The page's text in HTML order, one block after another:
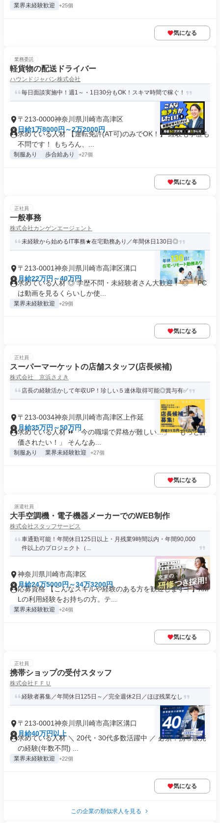
業界未経験歓迎 +25個
気になる
業務委託
軽貨物の配送ドライバー
ハウンドジャパン株式会社
毎日面談実施中！週1～・1日30分もOK！スキマ時間で稼ぐ！
〒213-0000神奈川県川崎市高津区
日給1万8000円～2万2000円
求めている人材 【運転免許(AT可)のみでOK！】 経験も学歴も
不問です！ もちろん、...
制服あり 歩合給あり +27個
気になる
正社員
一般事務
株式会社カンゲンエージェント
未経験から始めるIT事務★在宅勤務あり／年間休日130日◎
〒213-0001神奈川県川崎市高津区溝口
月給22万円～40万円
求めている人材 ◎ 学歴不問・未経験者さん大歓迎！ ◎ 「PC
は動画を見るくらいしか使...
業界未経験歓迎 +29個
気になる
正社員
スーパーマーケットの店舗スタッフ(店長候補)
株式会社 京浜さえき
店長の経験活かして年収UP！珍しい５連休取得可能◎賞与有✅
〒213-0034神奈川県川崎市高津区上作延
月給35万円～50万円
求めている人材 ⏩「今の職場で昇格が難しい…」 「もっと評
価されたい！」 そんなあ...
制服あり 業界未経験歓迎 +27個
気になる
派遣社員
大手空調機・電子機器メーカーでのWEB制作
株式会社スタッフサービス
車通勤可能！年間休日125日以上・月残業9時間以内・年間90,000
件以上のプロジェクト（...
神奈川県川崎市高津区
月給24万5000円～34万3200円
応募資格 【こんなスキルや経験のある方を歓迎します！】XM
Lの利用経験をお持ちの方。テ...
業界未経験歓迎 +24個
気になる
正社員
携帯ショップの受付スタッフ
株式会社ＦＦＵ
経験者募集／年間休日125日～／完全週休2日／ほぼ残業なし
〒213-0001神奈川県川崎市高津区溝口
月給40万円以上
求めている人材 ＼ 20代・30代多数活躍中 ／ 必須：携帯販売
の経験(年数不問) ...
業界未経験歓迎 +22個
気になる
この企業の類似求人を見る